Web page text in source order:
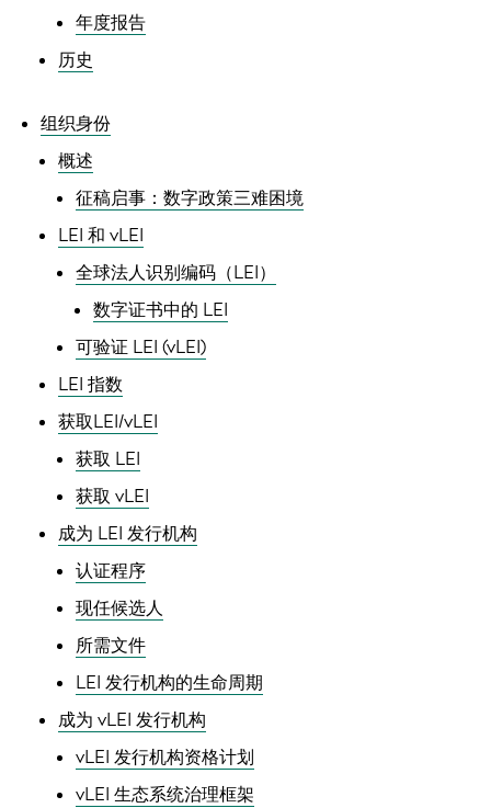
年度报告
历史
组织身份
概述
征稿启事：数字政策三难困境
LEI 和 vLEI
全球法人识别编码（LEI）
数字证书中的 LEI
可验证 LEI (vLEI)
LEI 指数
获取LEI/vLEI
获取 LEI
获取 vLEI
成为 LEI 发行机构
认证程序
现任候选人
所需文件
LEI 发行机构的生命周期
成为 vLEI 发行机构
vLEI 发行机构资格计划
vLEI 生态系统治理框架